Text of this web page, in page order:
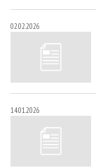
02.02.2026
14.01.2026